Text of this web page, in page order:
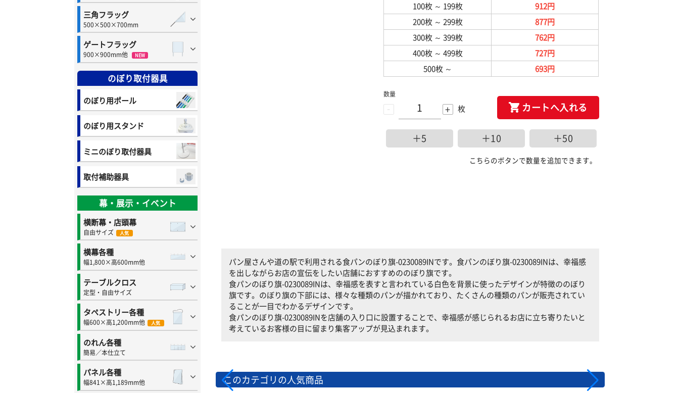
三角フラッグ
500×500×700mm
ゲートフラッグ
900×900mm他 NEW
のぼり取付器具
のぼり用ポール
のぼり用スタンド
ミニのぼり取付器具
取付補助器具
幕・展示・イベント
横断幕・店頭幕
自由サイズ 人気
横幕各種
幅1,800×高600mm他
テーブルクロス
定型・自由サイズ
タペストリー各種
幅600×高1,200mm他 人気
のれん各種
簡易／本仕立て
パネル各種
幅841×高1,189mm他
100枚 ～ 199枚
912円
200枚 ～ 299枚
877円
300枚 ～ 399枚
762円
400枚 ～ 499枚
727円
500枚 ～ 693円
-
数量
+ 枚 カートへ入れる
＋5 ＋10 ＋50
こちらのボタンで数量を追加できます。
パン屋さんや道の駅で利用される食パンのぼり旗-0230089INです。食パンのぼり旗-0230089INは、幸福感
を出しながらお店の宣伝をしたい店舗におすすめののぼり旗です。
食パンのぼり旗-0230089INは、幸福感を表すと言われている白色を背景に使ったデザインが特徴ののぼり
旗です。のぼり旗の下部には、様々な種類のパンが描かれており、たくさんの種類のパンが販売されてい
ることが一目でわかるデザインです。
食パンのぼり旗-0230089INを店舗の入り口に設置することで、幸福感が感じられるお店に立ち寄りたいと
考えているお客様の目に留まり集客アップが見込まれます。
このカテゴリの人気商品